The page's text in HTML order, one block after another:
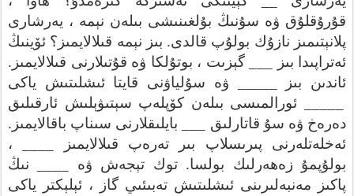
قۇرۇقلۇق ۋە سۇنىڭ بۇلغىنىشى بىلەن نېمە ، يەرشارى
پلانېتىمىز نازۇك بولۇپ قالدى. بىز نېمە قىلالايمىز؟ ئۆينىڭ
ئەتراپىدا بىز ___گېزىت ، بوتۇلكا ۋە قۇتىلارنى قىلالايمىز .
ئاندىن
بىز ۋە سۇلياۋنى قايتا ئىشلىتىش
ياكى
ئورالمىسى بىلەن كۆپلەپ سېتىۋېلىش ئارقىلىق
دەرەخ ۋە سۇ قاتارلىق بايلىقلارنى سىناپ باقالايمىز .
ئەخلەتلەرنى
پىرىسلاپ بىر تەرەپ قىلالايمىز
،
بولۇپمۇ زەھەرلىك بولسا.توك تېجەش ۋە
نىڭ
پاكىز
مەنبەلىرىنى ئىشلىتىش تەبىئىي گاز ، ئېلېكتر
ياكى